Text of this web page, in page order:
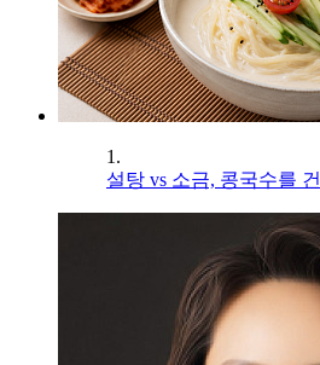
1.
설탕 vs 소금, 콩국수를